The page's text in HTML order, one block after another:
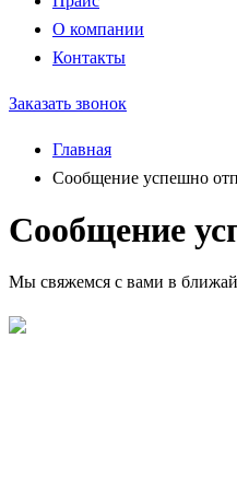
О компании
Контакты
Заказать звонок
Главная
Сообщение успешно
Сообщение
Мы свяжемся с вами в